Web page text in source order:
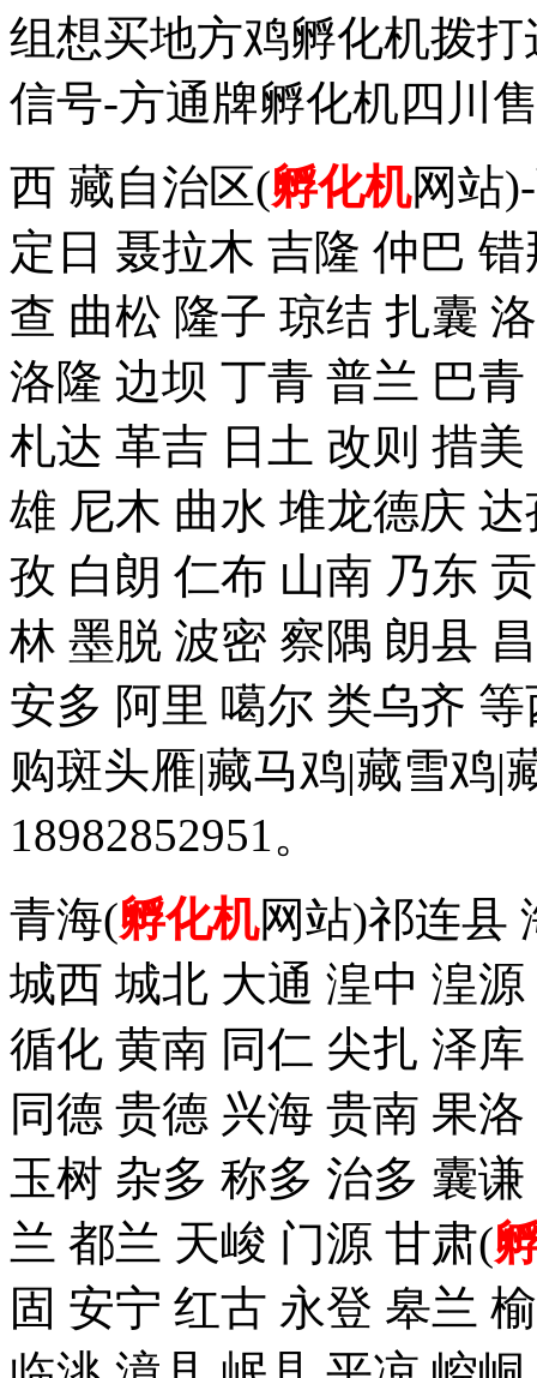
组想买地方鸡孵化机拨打
信号-方通牌孵化机四川
西 藏自治区(孵化机网站
定日 聂拉木 吉隆 仲巴
查 曲松 隆子 琼结 扎囊
洛隆 边坝 丁青 普兰 巴
札达 革吉 日土 改则 措
雄 尼木 曲水 堆龙德庆
孜 白朗 仁布 山南 乃东
林 墨脱 波密 察隅 朗县
安多 阿里 噶尔 类乌齐
购斑头雁|藏马鸡|藏雪鸡|
18982852951。
青海(孵化机网站)祁连县
城西 城北 大通 湟中 湟
循化 黄南 同仁 尖扎 泽
同德 贵德 兴海 贵南 果
玉树 杂多 称多 治多 囊
兰 都兰 天峻 门源 甘肃(
固 安宁 红古 永登 皋兰